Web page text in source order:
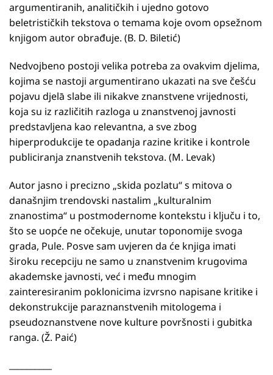
argumentiranih, analitičkih i ujedno gotovo
beletrističkih tekstova o temama koje ovom opsežnom
knjigom autor obrađuje. (B. D. Biletić)
Nedvojbeno postoji velika potreba za ovakvim djelima,
kojima se nastoji argumentirano ukazati na sve češću
pojavu djelā slabe ili nikakve znanstvene vrijednosti,
koja su iz različitih razloga u znanstvenoj javnosti
predstavljena kao relevantna, a sve zbog
hiperprodukcije te opadanja razine kritike i kontrole
publiciranja znanstvenih tekstova. (M. Levak)
Autor jasno i precizno „skida pozlatu“ s mitova o
današnjim trendovski nastalim „kulturalnim
znanostima“ u postmodernome kontekstu i ključu i to,
što se uopće ne očekuje, unutar toponomije svoga
grada, Pule. Posve sam uvjeren da će knjiga imati
široku recepciju ne samo u znanstvenim krugovima
akademske javnosti, već i među mnogim
zainteresiranim poklonicima izvrsno napisane kritike i
dekonstrukcije paraznanstvenih mitologema i
pseudoznanstvene nove kulture površnosti i gubitka
ranga. (Ž. Paić)